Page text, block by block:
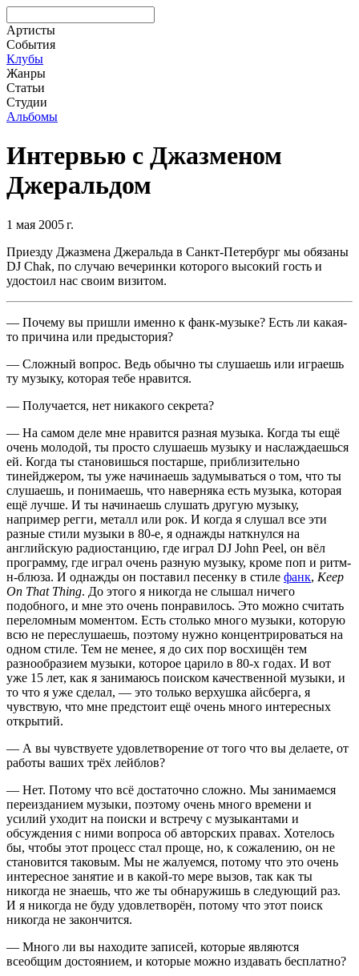
Артисты
События
Клубы
Жанры
Статьи
Студии
Альбомы
Интервью с Джазменом
Джеральдом
1 мая 2005 г.
Приезду Джазмена Джеральда в Санкт-Петербург мы обязаны
DJ Chak, по случаю вечеринки которого высокий гость и
удостоил нас своим визитом.
— Почему вы пришли именно к фанк-музыке? Есть ли какая-
то причина или предыстория?
— Сложный вопрос. Ведь обычно ты слушаешь или играешь
ту музыку, которая тебе нравится.
— Получается, нет никакого секрета?
— На самом деле мне нравится разная музыка. Когда ты ещё
очень молодой, ты просто слушаешь музыку и наслаждаешься
ей. Когда ты становишься постарше, приблизительно
тинейджером, ты уже начинаешь задумываться о том, что ты
слушаешь, и понимаешь, что наверняка есть музыка, которая
ещё лучше. И ты начинаешь слушать другую музыку,
например регги, металл или рок. И когда я слушал все эти
разные стили музыки в 80-е, я однажды наткнулся на
английскую радиостанцию, где играл DJ John Peel, он вёл
программу, где играл очень разную музыку, кроме поп и ритм-
н-блюза. И однажды он поставил песенку в стиле фанк, Keep
On That Thing. До этого я никогда не слышал ничего
подобного, и мне это очень понравилось. Это можно считать
переломным моментом. Есть столько много музыки, которую
всю не переслушаешь, поэтому нужно концентрироваться на
одном стиле. Тем не менее, я до сих пор восхищён тем
разнообразием музыки, которое царило в 80-х годах. И вот
уже 15 лет, как я занимаюсь поиском качественной музыки, и
то что я уже сделал, — это только верхушка айсберга, я
чувствую, что мне предстоит ещё очень много интересных
открытий.
— А вы чувствуете удовлетворение от того что вы делаете, от
работы ваших трёх лейблов?
— Нет. Потому что всё достаточно сложно. Мы занимаемся
переизданием музыки, поэтому очень много времени и
усилий уходит на поиски и встречу с музыкантами и
обсуждения с ними вопроса об авторских правах. Хотелось
бы, чтобы этот процесс стал проще, но, к сожалению, он не
становится таковым. Мы не жалуемся, потому что это очень
интересное занятие и в какой-то мере вызов, так как ты
никогда не знаешь, что же ты обнаружишь в следующий раз.
И я никогда не буду удовлетворён, потому что этот поиск
никогда не закончится.
— Много ли вы находите записей, которые являются
всеобщим достоянием, и которые можно издавать бесплатно?